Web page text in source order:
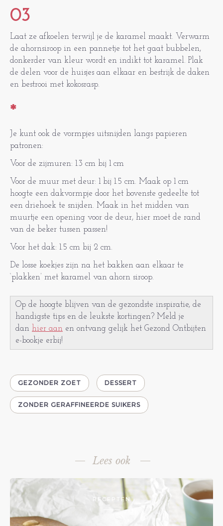
03
Laat ze afkoelen terwijl je de karamel maakt. Verwarm
de ahornsiroop in een pannetje tot het gaat bubbelen,
donkerder van kleur wordt en indikt tot karamel. Plak
de delen voor de huisjes aan elkaar en bestrijk de daken
en bestrooi met kokosrasp.
*
Je kunt ook de vormpjes uitsnijden langs papieren
patronen:
Voor de zijmuren: 1.3 cm bij 1 cm
Voor de muur met deur: 1 bij 1.5 cm. Maak op 1 cm
hoogte een dakvormpje door het bovenste gedeelte tot
een driehoek te snijden. Maak in het midden van
muurtje een opening voor de deur, hier moet de rand
van de beker tussen passen!
Voor het dak: 1.5 cm bij 2 cm.
De losse koekjes zijn na het bakken aan elkaar te
‘plakken’ met karamel van ahorn siroop.
Op de hoogte blijven van de gezondste inspiratie, de
handigste tips en de leukste kortingen? Meld je
dan hier aan en ontvang gelijk het Gezond Ontbijten
e-bookje erbij!
GEZONDER ZOET DESSERT
ZONDER GERAFFINEERDE SUIKERS
Lees ook
RECEPTEN